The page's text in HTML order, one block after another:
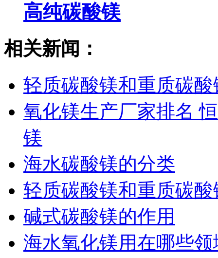
高纯碳酸镁
相关新闻：
轻质碳酸镁和重质碳
氧化镁生产厂家排名
镁
海水碳酸镁的分类
轻质碳酸镁和重质碳
碱式碳酸镁的作用
海水氧化镁用在哪些领